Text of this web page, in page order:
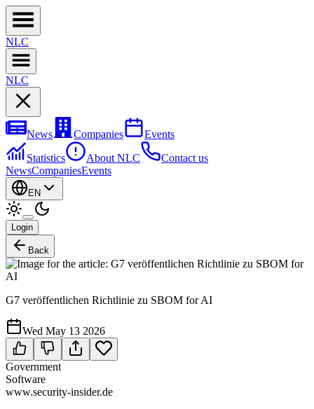
NLC
NLC
News Companies
Events
Statistics
About NLC
Contact us
NewsCompaniesEvents
EN
Login
Back
G7 veröffentlichen Richtlinie zu SBOM for AI
Wed May 13 2026
Government
Software
www.security-insider.de